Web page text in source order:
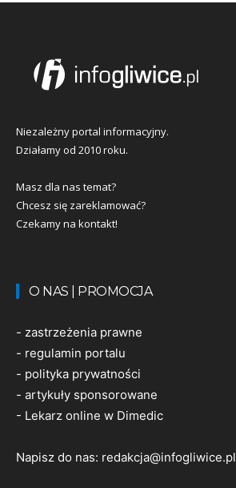
Niezależny portal informacyjny.
Działamy od 2010 roku.
Masz dla nas temat?
Chcesz się zareklamować?
Czekamy na kontakt!
O NAS | PROMOCJA
- zastrzeżenia prawne
- regulamin portalu
- polityka prywatności
- artykuły sponsorowane
- Lekarz online w Dimedic
Napisz do nas: redakcja@infogliwice.pl